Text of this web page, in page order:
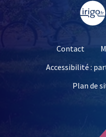
Contact
Accessibilité :
Plan de